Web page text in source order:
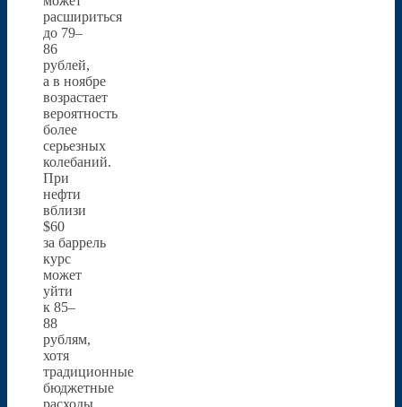
расшириться
до 79–
86
рублей,
а в ноябре
возрастает
вероятность
более
серьезных
колебаний.
При
нефти
вблизи
$60
за баррель
курс
может
уйти
к 85–
88
рублям,
хотя
традиционные
бюджетные
расходы